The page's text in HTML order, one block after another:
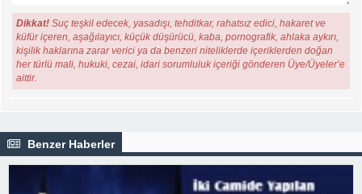
Dikkat! Suç teşkil edecek, yasadışı, tehditkar, rahatsız edici, hakaret ve
küfür içeren, aşağılayıcı, küçük düşürücü, kaba, pornografik, ahlaka aykırı,
kişilik haklarına zarar verici ya da benzeri niteliklerde içeriklerden doğan
her türlü mali, hukuki, cezai, idari sorumluluk içeriği gönderen Üye/Üyeler’e
aittir.
Benzer Haberler